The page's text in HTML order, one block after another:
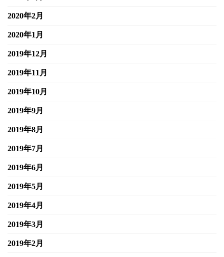
2020年2月
2020年1月
2019年12月
2019年11月
2019年10月
2019年9月
2019年8月
2019年7月
2019年6月
2019年5月
2019年4月
2019年3月
2019年2月